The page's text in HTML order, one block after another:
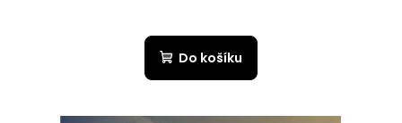
Do košíku